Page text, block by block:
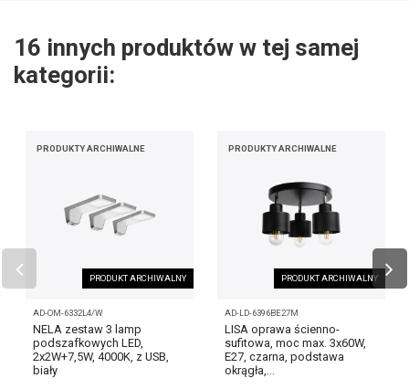
16 innych produktów w tej samej
kategorii:
PRODUKTY ARCHIWALNE
PRODUKT ARCHIWALNY
AD-OM-6332L4/W
NELA zestaw 3 lamp
podszafkowych LED,
2x2W+7,5W, 4000K, z USB,
biały
PRODUKTY ARCHIWALNE
PRODUKT ARCHIWALNY
AD-LD-6396BE27M
LISA oprawa ścienno-
sufitowa, moc max. 3x60W,
E27, czarna, podstawa
okrągła,...